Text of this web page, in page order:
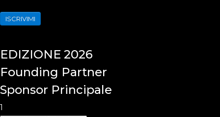
ISCRIVIMI
EDIZIONE 2026
Founding Partner
Sponsor Principale
1